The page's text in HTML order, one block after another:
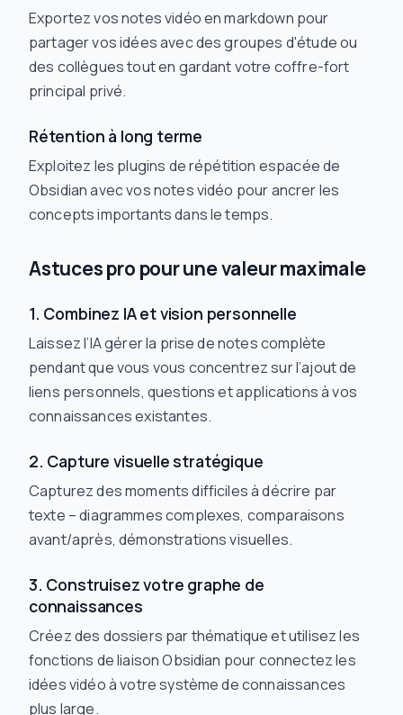
Exportez vos notes vidéo en markdown pour
partager vos idées avec des groupes d'étude ou
des collègues tout en gardant votre coffre-fort
principal privé.
Rétention à long terme
Exploitez les plugins de répétition espacée de
Obsidian avec vos notes vidéo pour ancrer les
concepts importants dans le temps.
Astuces pro pour une valeur maximale
1. Combinez IA et vision personnelle
Laissez l’IA gérer la prise de notes complète
pendant que vous vous concentrez sur l’ajout de
liens personnels, questions et applications à vos
connaissances existantes.
2. Capture visuelle stratégique
Capturez des moments difficiles à décrire par
texte – diagrammes complexes, comparaisons
avant/après, démonstrations visuelles.
3. Construisez votre graphe de
connaissances
Créez des dossiers par thématique et utilisez les
fonctions de liaison Obsidian pour connectez les
idées vidéo à votre système de connaissances
plus large.